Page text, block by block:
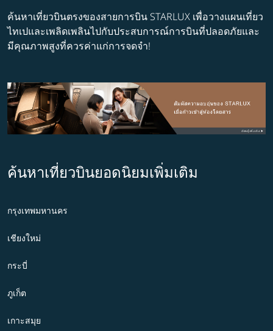
ค้นหาเที่ยวบินตรงของสายการบิน STARLUX เพื่อวางแผนเที่ยว
ไทเปและเพลิดเพลินไปกับประสบการณ์การบินที่ปลอดภัยและ
มีคุณภาพสูงที่ควรค่าแก่การจดจำ!
ค้นหาเที่ยวบินยอดนิยมเพิ่มเติม
กรุงเทพมหานคร
เชียงใหม่
กระบี่
ภูเก็ต
เกาะสมุย